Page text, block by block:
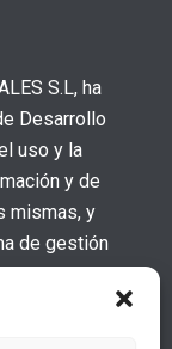
S.L, ha
Desarrollo
uso y la
y de
mismas, y
de gestión
la mejorar